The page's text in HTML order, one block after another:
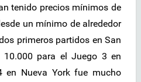
tenido precios mínimos de
un mínimo de alrededor
primeros partidos en San
para el Juego 3 en
en Nueva York fue mucho